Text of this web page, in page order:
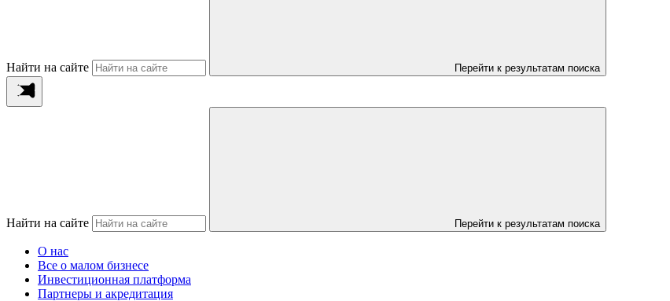
Найти на сайте Перейти к результатам поиска
Найти на сайте Перейти к результатам поиска
О нас
Все о малом бизнесе
Инвестиционная платформа
Партнеры и акредитация